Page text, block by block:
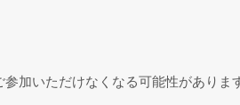
加いただけなくなる可能性がありま